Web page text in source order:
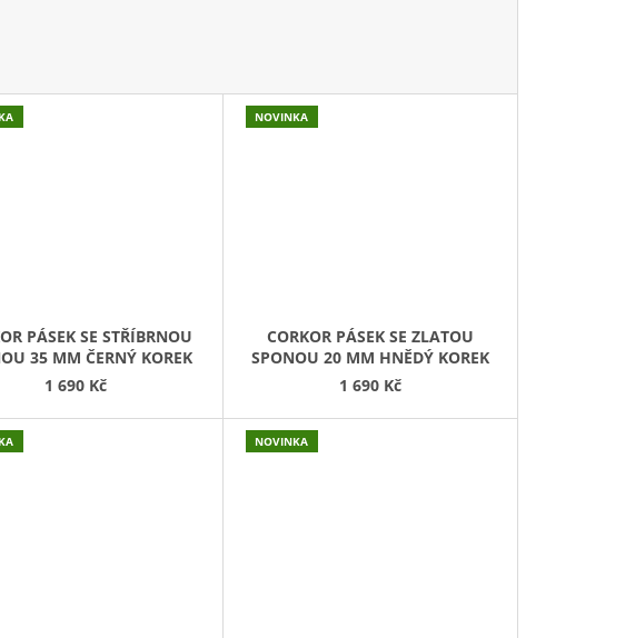
PÁSEK SE STŘÍBRNOU
35 MM ČERNÝ KOREK
1 690 Kč
NOVINKA
CORKOR PÁSEK SE ZLATOU
SPONOU 20 MM HNĚDÝ KOREK
1 690 Kč
NOVINKA